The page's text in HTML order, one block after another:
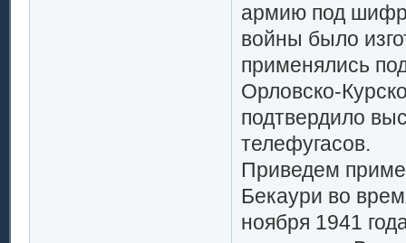
армию под
войны было
применялись
Орловско-
подтвердило
телефугасов.
Приведем
Бекаури во
ноября 1941